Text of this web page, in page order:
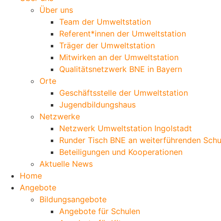
Über uns
Team der Umweltstation
Referent*innen der Umweltstation
Träger der Umweltstation
Mitwirken an der Umweltstation
Qualitätsnetzwerk BNE in Bayern
Orte
Geschäftsstelle der Umweltstation
Jugendbildungshaus
Netzwerke
Netzwerk Umweltstation Ingolstadt
Runder Tisch BNE an weiterführenden
Beteiligungen und Kooperationen
Aktuelle News
Home
Angebote
Bildungsangebote
Angebote für Schulen